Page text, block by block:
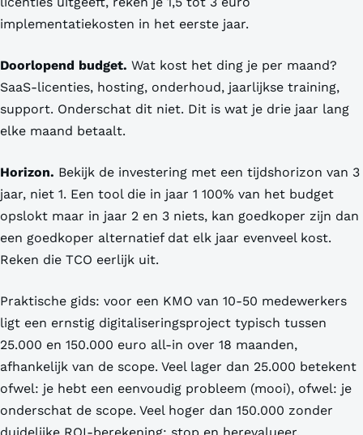
implementatiekosten in het eerste jaar.
Doorlopend budget. Wat kost het ding je per maand?
SaaS-licenties, hosting, onderhoud, jaarlijkse training,
support. Onderschat dit niet. Dit is wat je drie jaar lang
elke maand betaalt.
Horizon. Bekijk de investering met een tijdshorizon van 3
jaar, niet 1. Een tool die in jaar 1 100% van het budget
opslokt maar in jaar 2 en 3 niets, kan goedkoper zijn dan
een goedkoper alternatief dat elk jaar evenveel kost.
Reken die TCO eerlijk uit.
Praktische gids: voor een KMO van 10-50 medewerkers
ligt een ernstig digitaliseringsproject typisch tussen
25.000 en 150.000 euro all-in over 18 maanden,
afhankelijk van de scope. Veel lager dan 25.000 betekent
ofwel: je hebt een eenvoudig probleem (mooi), ofwel: je
onderschat de scope. Veel hoger dan 150.000 zonder